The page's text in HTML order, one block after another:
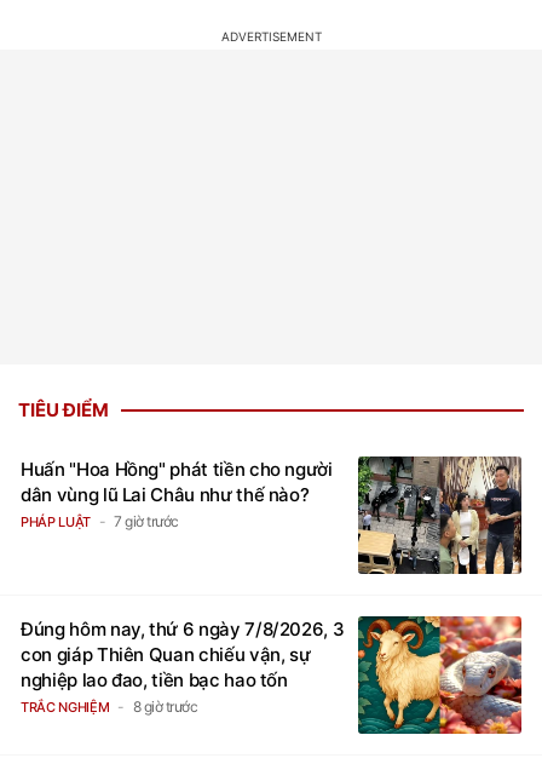
dân vùng lũ Lai Châu như thế nào?
PHÁP LUẬT 7 giờ trước
con giáp Thiên Quan chiếu vận, sự
nghiệp lao đao, tiền bạc hao tốn
TRẮC NGHIỆM 8 giờ trước